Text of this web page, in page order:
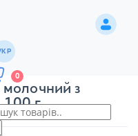
0
з
100 г